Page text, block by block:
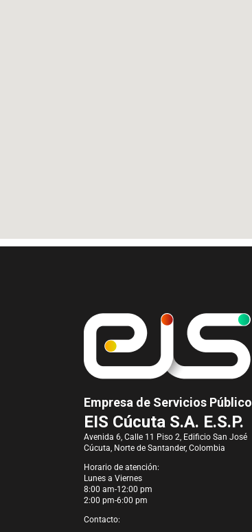
Empresa de Servicios
EIS Cúcuta S.A. E.S.P.
Avenida 6, Calle 11 Piso 2, Edificio San José
Cúcuta, Norte de Santander, Colombia
Horario de atención:
Lunes a Viernes
8:00 am-12:00 pm
2:00 pm-6:00 pm
Contacto: